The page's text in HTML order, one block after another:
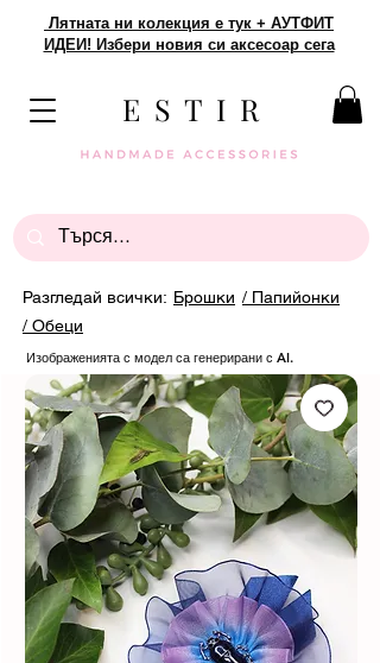
Лятната ни колекция е тук + АУТФИТ
ИДЕИ! Избери новия си аксесоар сега
E S T I R
Разгледай всички: Брошки / Папийонки
/ Обеци
Изображенията с модел са генерирани с AI.